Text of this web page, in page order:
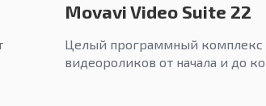
Movavi Video Suite 22
Целый программный комплекс
видеороликов от начала и до